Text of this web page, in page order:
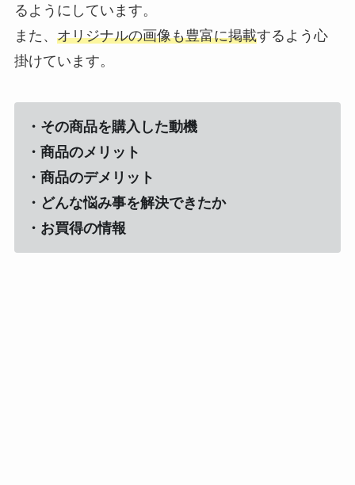
るようにしています。
また、 オリジナルの画像も豊富に掲載するよう心
掛けています。
・その商品を購入した動機
・商品のメリット
・商品のデメリット
・どんな悩み事を解決できたか
・お買得の情報